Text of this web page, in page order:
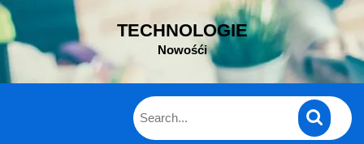
Skip
to
content
TECHNOLOGIE
Nowośći